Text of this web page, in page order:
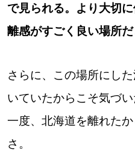
で見られる。より大切
離感がすごく良い場所だ
さらに、この場所にし
いていたからこそ気づい
一度、北海道を離れた
さ。